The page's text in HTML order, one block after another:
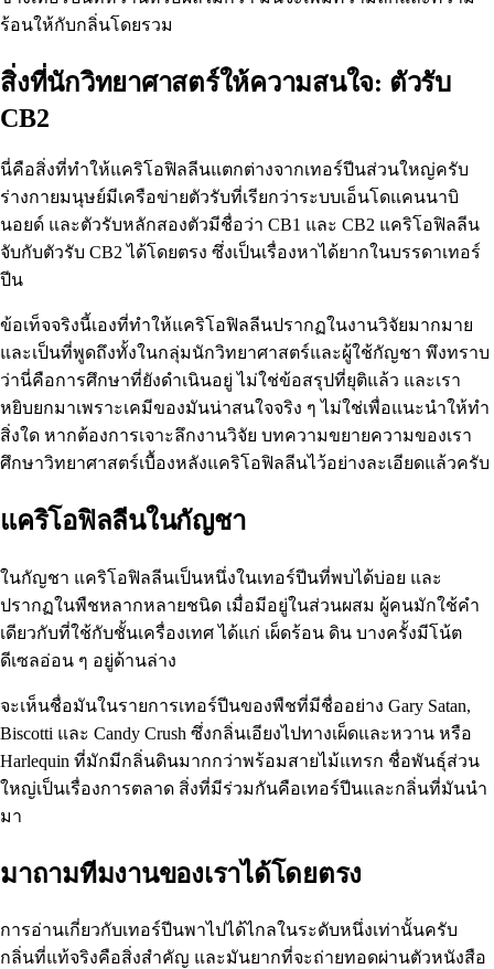
ร้อนให้กับกลิ่นโดยรวม
สิ่งที่นักวิทยาศาสตร์ให้ความสนใจ: ตัวรับ
CB2
นี่คือสิ่งที่ทำให้แคริโอฟิลลีนแตกต่างจากเทอร์ปีนส่วนใหญ่ครับ
ร่างกายมนุษย์มีเครือข่ายตัวรับที่เรียกว่าระบบเอ็นโดแคนนาบิ
นอยด์ และตัวรับหลักสองตัวมีชื่อว่า CB1 และ CB2 แคริโอฟิลลีน
จับกับตัวรับ CB2 ได้โดยตรง ซึ่งเป็นเรื่องหาได้ยากในบรรดาเทอร์
ปีน
ข้อเท็จจริงนี้เองที่ทำให้แคริโอฟิลลีนปรากฏในงานวิจัยมากมาย
และเป็นที่พูดถึงทั้งในกลุ่มนักวิทยาศาสตร์และผู้ใช้กัญชา พึงทราบ
ว่านี่คือการศึกษาที่ยังดำเนินอยู่ ไม่ใช่ข้อสรุปที่ยุติแล้ว และเรา
หยิบยกมาเพราะเคมีของมันน่าสนใจจริง ๆ ไม่ใช่เพื่อแนะนำให้ทำ
สิ่งใด หากต้องการเจาะลึกงานวิจัย บทความขยายความของเรา
ศึกษาวิทยาศาสตร์เบื้องหลังแคริโอฟิลลีนไว้อย่างละเอียดแล้วครับ
แคริโอฟิลลีนในกัญชา
ในกัญชา แคริโอฟิลลีนเป็นหนึ่งในเทอร์ปีนที่พบได้บ่อย และ
ปรากฏในพืชหลากหลายชนิด เมื่อมีอยู่ในส่วนผสม ผู้คนมักใช้คำ
เดียวกับที่ใช้กับชั้นเครื่องเทศ ได้แก่ เผ็ดร้อน ดิน บางครั้งมีโน้ต
ดีเซลอ่อน ๆ อยู่ด้านล่าง
จะเห็นชื่อมันในรายการเทอร์ปีนของพืชที่มีชื่ออย่าง Gary Satan,
Biscotti และ Candy Crush ซึ่งกลิ่นเอียงไปทางเผ็ดและหวาน หรือ
Harlequin ที่มักมีกลิ่นดินมากกว่าพร้อมสายไม้แทรก ชื่อพันธุ์ส่วน
ใหญ่เป็นเรื่องการตลาด สิ่งที่มีร่วมกันคือเทอร์ปีนและกลิ่นที่มันนำ
มา
มาถามทีมงานของเราได้โดยตรง
การอ่านเกี่ยวกับเทอร์ปีนพาไปได้ไกลในระดับหนึ่งเท่านั้นครับ
กลิ่นที่แท้จริงคือสิ่งสำคัญ และมันยากที่จะถ่ายทอดผ่านตัวหนังสือ